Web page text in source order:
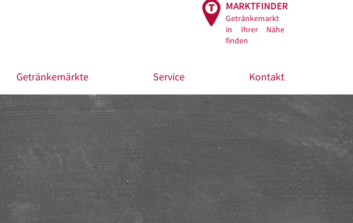
MARKTFINDER
Getränkemarkt
in Ihrer Nähe
finden
Getränkemärkte Service Kontakt